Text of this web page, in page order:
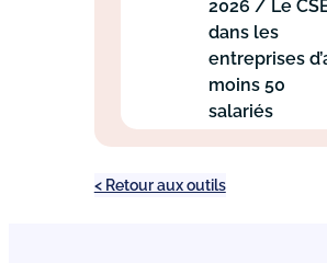
2026 / Le
dans les
entreprises
moins 50
salariés
< Retour aux outils